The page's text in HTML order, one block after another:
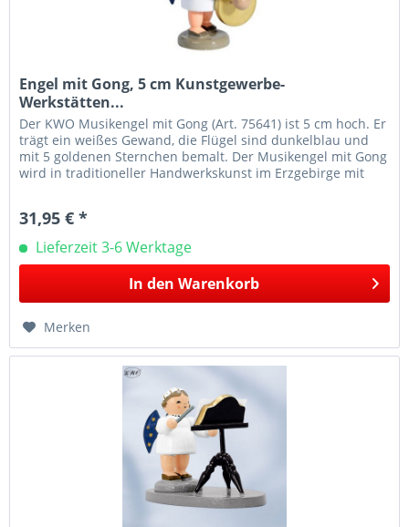
Engel mit Gong, 5 cm Kunstgewerbe-
Werkstätten...
Der KWO Musikengel mit Gong (Art. 75641) ist 5 cm hoch. Er
trägt ein weißes Gewand, die Flügel sind dunkelblau und
mit 5 goldenen Sternchen bemalt. Der Musikengel mit Gong
wird in traditioneller Handwerkskunst im Erzgebirge mit
31,95 € *
Lieferzeit 3-6 Werktage
In den Warenkorb
Merken